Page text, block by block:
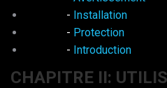
- Installation
- Protection
- Introduction
CHAPITRE II: